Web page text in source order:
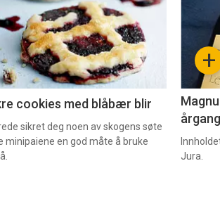
cookies med blåbær blir
sikret deg noen av skogens søte
minipaiene en god måte å bruke
nå
+
Jura.